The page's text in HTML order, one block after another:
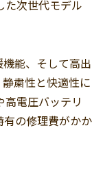
た次世代モデル
能、そして高出
粛性と快適性に
高電圧バッテリ
の修理費がかか